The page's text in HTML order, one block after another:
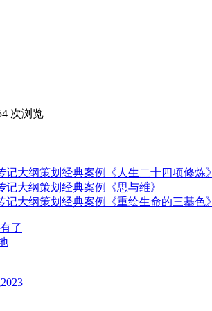
次浏览
记大纲策划经典案例《人生二十四项修炼》
记大纲策划经典案例《思与维》
记大纲策划经典案例《重绘生命的三基色》
了